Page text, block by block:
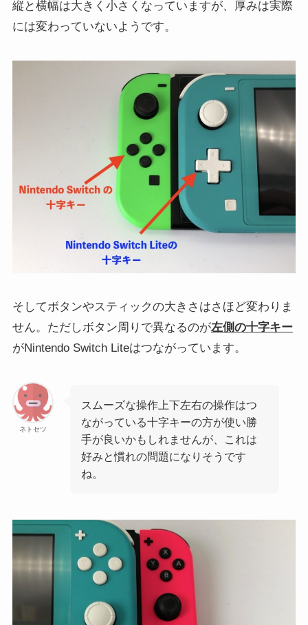
縦と横幅は大きく小さくなっていますが、厚みは実際
には変わっていないようです。
そしてボタンやスティックの大きさはさほど変わりま
せん。ただしボタン周りで異なるのが左側の十字キー
がNintendo Switch Liteはつながっています。
ネトセツ
スムーズな操作上下左右の操作はつ
ながっている十字キーの方が使い勝
手が良いかもしれませんが、これは
好みと慣れの問題になりそうです
ね。